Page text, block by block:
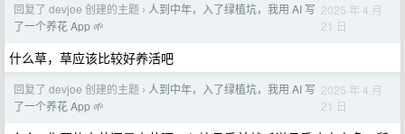
回复了 devjoe 创建的主题 › 人到中年，入了绿植坑，我用 AI 写
了一个养花 App 🌱
2025 年 4 月
21 日
什么草，草应该比较好养活吧
回复了 devjoe 创建的主题 › 人到中年，入了绿植坑，我用 AI 写
了一个养花 App 🌱
2025 年 4 月
21 日